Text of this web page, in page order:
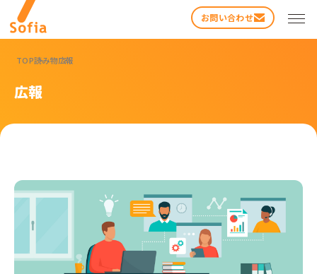
お問い合わせ
する
TOP読み物広報
広報